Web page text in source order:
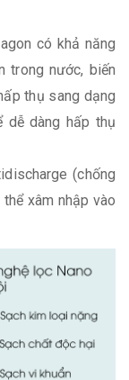
có khả năng
trong nước, biến
thụ sang dạng
dễ dàng hấp thụ
(chống
xâm nhập vào